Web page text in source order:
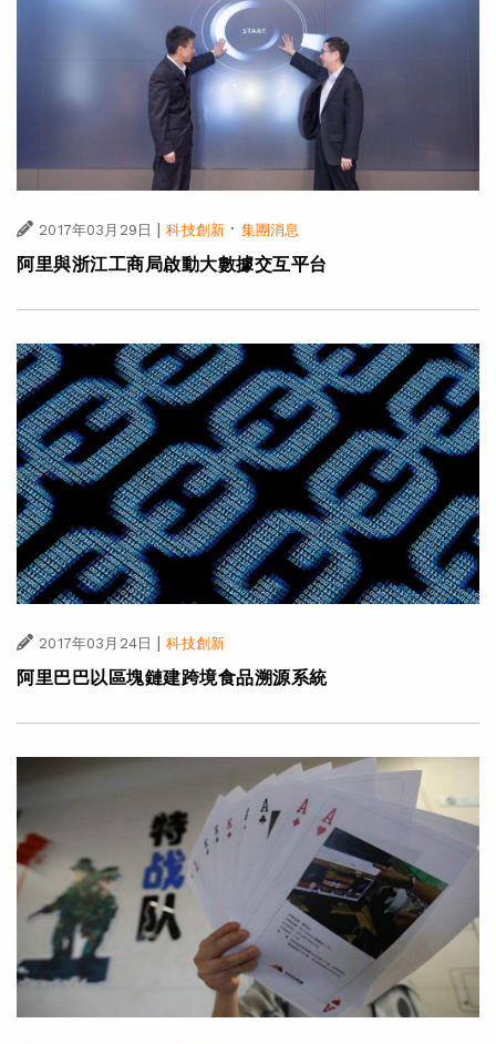
2017年03月29日 | 科技創新 · 集團消息
阿里與浙江工商局啟動大數據交互平台
2017年03月24日 | 科技創新
阿里巴巴以區塊鏈建跨境食品溯源系統